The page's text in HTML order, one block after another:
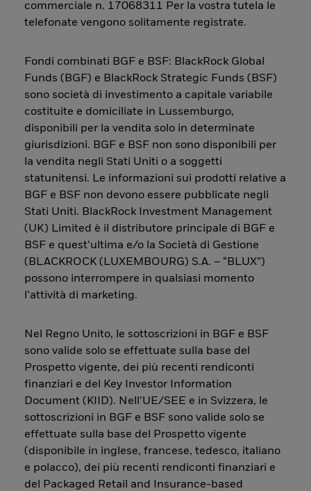
commerciale n. 17068311 Per la vostra tutela le
telefonate vengono solitamente registrate.
Fondi combinati BGF e BSF: BlackRock Global
Funds (BGF) e BlackRock Strategic Funds (BSF)
sono società di investimento a capitale variabile
costituite e domiciliate in Lussemburgo,
disponibili per la vendita solo in determinate
giurisdizioni. BGF e BSF non sono disponibili per
la vendita negli Stati Uniti o a soggetti
statunitensi. Le informazioni sui prodotti relative a
BGF e BSF non devono essere pubblicate negli
Stati Uniti. BlackRock Investment Management
(UK) Limited è il distributore principale di BGF e
BSF e quest’ultima e/o la Società di Gestione
(BLACKROCK (LUXEMBOURG) S.A. – “BLUX”)
possono interrompere in qualsiasi momento
l’attività di marketing.
Nel Regno Unito, le sottoscrizioni in BGF e BSF
sono valide solo se effettuate sulla base del
Prospetto vigente, dei più recenti rendiconti
finanziari e del Key Investor Information
Document (KIID). Nell’UE/SEE e in Svizzera, le
sottoscrizioni in BGF e BSF sono valide solo se
effettuate sulla base del Prospetto vigente
(disponibile in inglese, francese, tedesco, italiano
e polacco), dei più recenti rendiconti finanziari e
del Packaged Retail and Insurance-based